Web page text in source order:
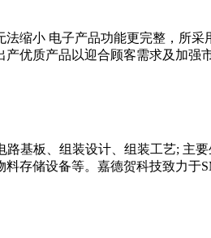
缩小 电子产品功能更完整，所
优质产品以迎合顾客需求及加
基板、组装设计、组装工艺; 主
存储设备等。嘉德贺科技致力